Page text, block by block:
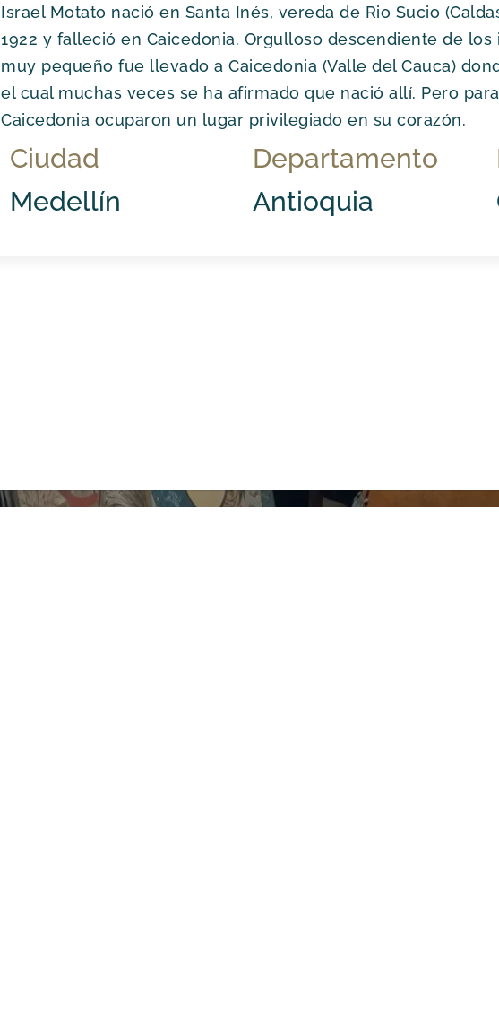
Israel Motato nació en Santa Inés, vereda de Rio Sucio
1922 y falleció en Caicedonia. Orgulloso descendiente de los
muy pequeño fue llevado a Caicedonia (Valle del Cauca)
el cual muchas veces se ha afirmado que nació allí. Pero
Caicedonia ocuparon un lugar privilegiado en su corazón.
Ciudad
Medellín
Departamento
Antioquia